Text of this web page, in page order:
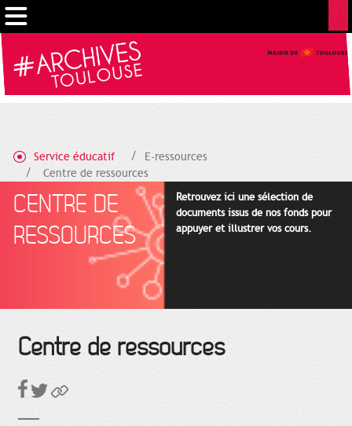
Service éducatif
E-ressources
Centre de ressources
CENTRE DE
RESSOURCES
Retrouvez ici une sélection de
documents issus de nos fonds pour
appuyer et illustrer vos cours.
Centre de ressources
Gestion de vos préférences sur les cookies